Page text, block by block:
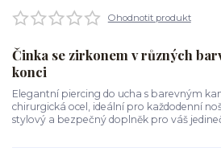
Ohodnotit produkt
Činka se zirkonem v různých
konci
Elegantní piercing do ucha s barevným
chirurgická ocel, ideální pro každodenní
stylový a bezpečný doplněk pro váš